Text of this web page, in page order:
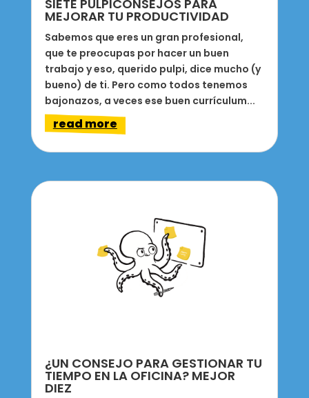
SIETE PULPICONSEJOS PARA
MEJORAR TU PRODUCTIVIDAD
Sabemos que eres un gran profesional,
que te preocupas por hacer un buen
trabajo y eso, querido pulpi, dice mucho (y
bueno) de ti. Pero como todos tenemos
bajonazos, a veces ese buen currículum...
read more
¿UN CONSEJO PARA GESTIONAR TU
TIEMPO EN LA OFICINA? MEJOR
DIEZ